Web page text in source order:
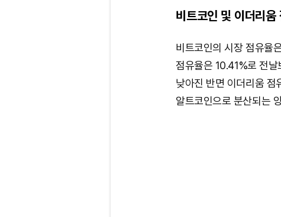
비트코인 및 이더리움
비트코인의 시장 점유율
점유율은 10.41%로 전
낮아진 반면 이더리움 점
알트코인으로 분산되는